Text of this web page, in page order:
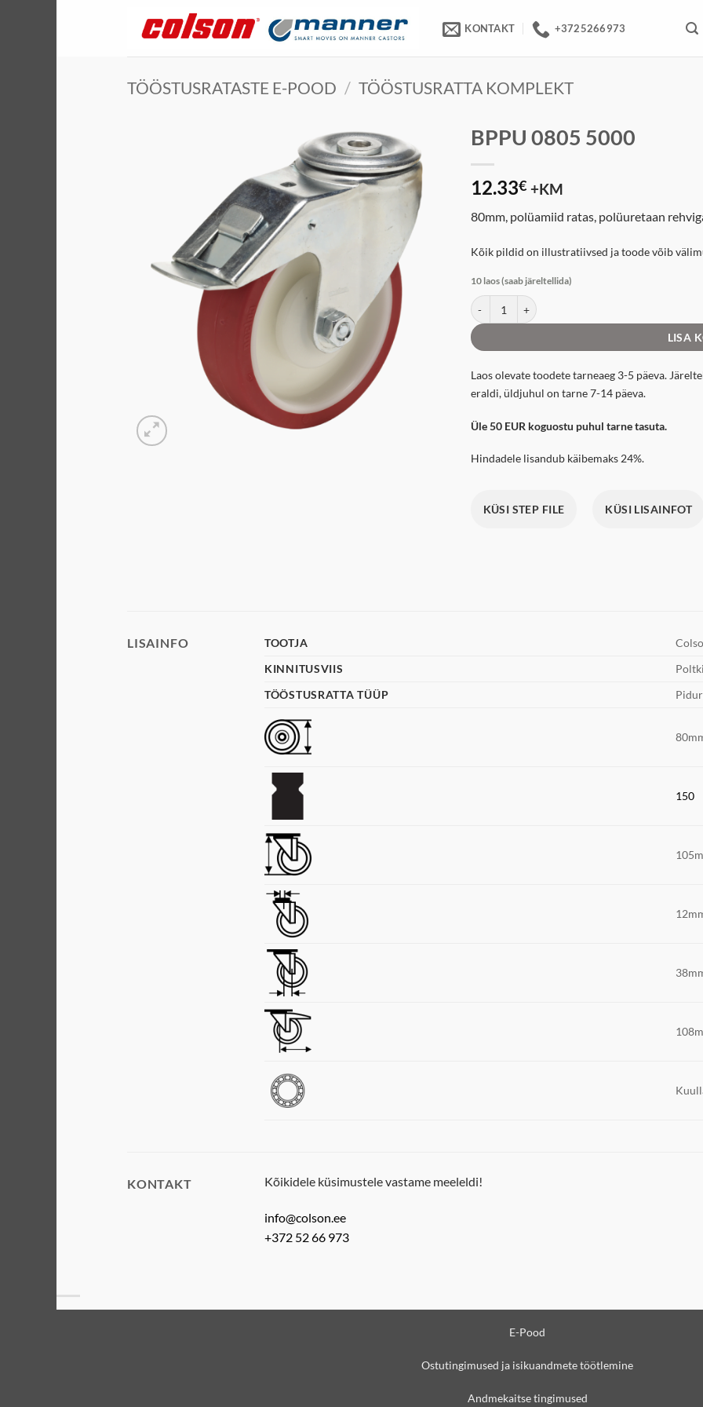
KONTAKT +3725266973
TÖÖSTUSRATASTE E-POOD / TÖÖSTUSRATTA KOMPLEKT
BPPU 0805 5000
12.33€ +KM
80mm, polüamiid ratas, polüuretaan
Kõik pildid on illustratiivsed ja toode võib
10 laos (saab järeltellida)
BPPU 0805 5000 kogus
LISA
Laos olevate toodete tarneaeg 3-5 päeva.
eraldi, üldjuhul on tarne 7-14 päeva.
Üle 50 EUR koguostu puhul tarne tasuta.
Hindadele lisandub käibemaks 24%.
KÜSI STEP FILE KÜSI LISAINFOT
LISAINFO TOOTJA
KINNITUSVIIS
TÖÖSTUSRATTA TÜÜP
150
KONTAKT Kõikidele küsimustele vastame meeleldi!
info@colson.ee
+372 52 66 973
E-Pood
Ostutingimused ja isikuandmete töötlemine
Andmekaitse tingimused